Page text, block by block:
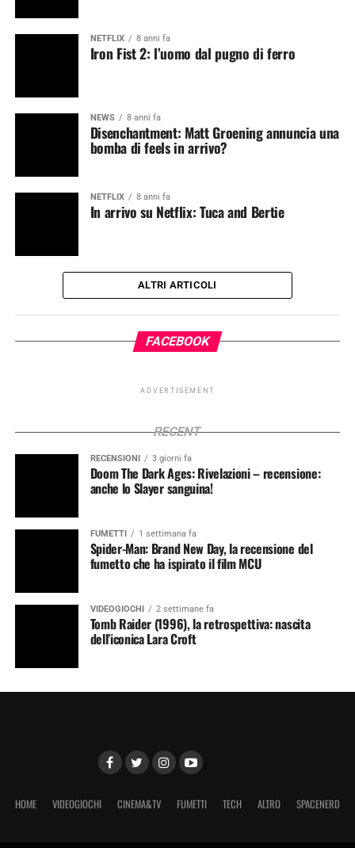
NETFLIX 8 anni fa
Iron Fist 2: l’uomo dal pugno di ferro
NEWS 8 anni fa
Disenchantment: Matt Groening annuncia una
bomba di feels in arrivo?
NETFLIX 8 anni fa
In arrivo su Netflix: Tuca and Bertie
ALTRI ARTICOLI
FACEBOOK
ADVERTISEMENT
RECENT
RECENSIONI 3 giorni fa
Doom The Dark Ages: Rivelazioni – recensione:
anche lo Slayer sanguina!
FUMETTI 1 settimana fa
Spider-Man: Brand New Day, la recensione del
fumetto che ha ispirato il film MCU
VIDEOGIOCHI 2 settimane fa
Tomb Raider (1996), la retrospettiva: nascita
dell’iconica Lara Croft
HOME VIDEOGIOCHI CINEMA&TV FUMETTI TECH ALTRO SPACENERD